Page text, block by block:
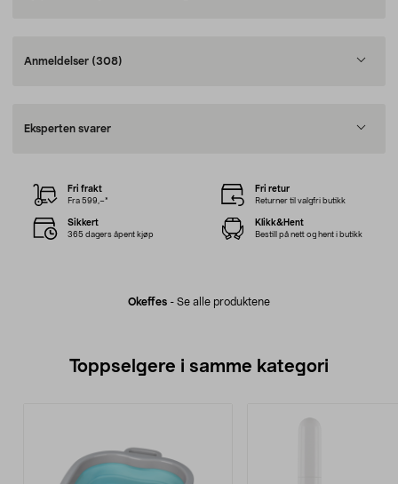
Anmeldelser (308)
Eksperten svarer
Okeffes - Se alle produktene
Fri frakt
Fra 599,–*
Fri retur
Returner til valgfri butikk
Sikkert
365 dagers åpent kjøp
Klikk&Hent
Bestill på nett og hent i butikk
Toppselgere i samme kategori